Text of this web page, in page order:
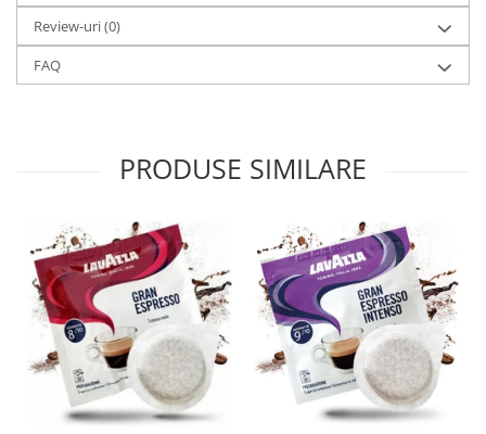
Review-uri(0)
FAQ
PRODUSE SIMILARE